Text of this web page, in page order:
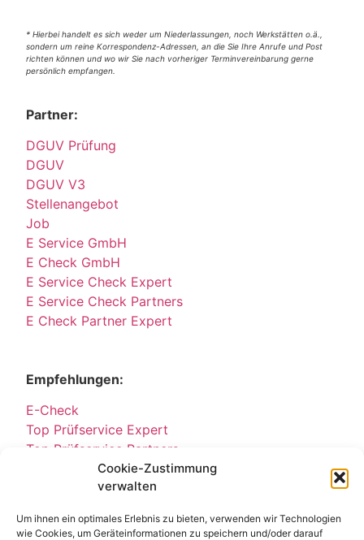
Cookie-Zustimmung
verwalten
Um ihnen ein optimales Erlebnis zu bieten, verwenden wir Technologien
wie Cookies, um Geräteinformationen zu speichern und/oder darauf
* Hierbei handelt es sich weder um Niederlassungen, noch Werkstätten o.ä.,
sondern um reine Korrespondenz-Adressen, an die Sie Ihre Anrufe und Post
richten können und wo wir Sie nach vorheriger Terminvereinbarung gerne
persönlich empfangen.
Partner:
DGUV Prüfung
DGUV
DGUV V3
Stellenangebot
Job
E Service GmbH
E Check GmbH
E Service Check Expert
E Service Check Partners
E Check Partner Expert
Empfehlungen:
E-Check
Top Prüfservice Expert
Top Prüfservice Partners
Top Prüfservice GmbH
Sicherheitsprüfungen Partners
Prüfung E-Check Expert